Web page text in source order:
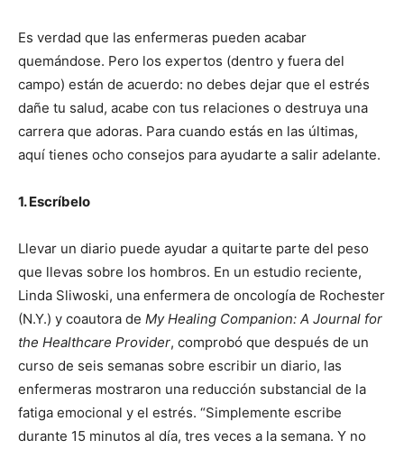
Es verdad que las enfermeras pueden acabar
quemándose. Pero los expertos (dentro y fuera del
campo) están de acuerdo: no debes dejar que el estrés
dañe tu salud, acabe con tus relaciones o destruya una
carrera que adoras. Para cuando estás en las últimas,
aquí tienes ocho consejos para ayudarte a salir adelante.
1. Escríbelo
Llevar un diario puede ayudar a quitarte parte del peso
que llevas sobre los hombros. En un estudio reciente,
Linda Sliwoski, una enfermera de oncología de Rochester
(N.Y.) y coautora de My Healing Companion: A Journal for
the Healthcare Provider, comprobó que después de un
curso de seis semanas sobre escribir un diario, las
enfermeras mostraron una reducción substancial de la
fatiga emocional y el estrés. “Simplemente escribe
durante 15 minutos al día, tres veces a la semana. Y no